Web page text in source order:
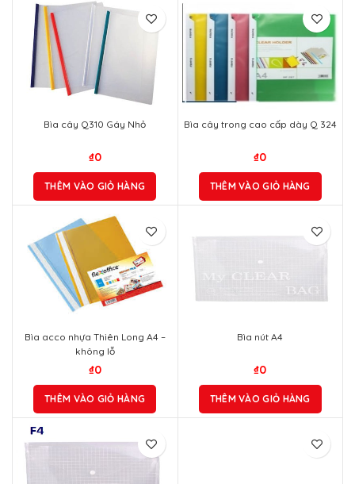
Bìa cây Q310 Gáy Nhỏ
₫0
THÊM VÀO GIỎ HÀNG
Bìa cây trong cao cấp dày Q 324
₫0
THÊM VÀO GIỎ HÀNG
Bìa acco nhựa Thiên Long A4 –
không lỗ
₫0
THÊM VÀO GIỎ HÀNG
Bìa nút A4
₫0
THÊM VÀO GIỎ HÀNG